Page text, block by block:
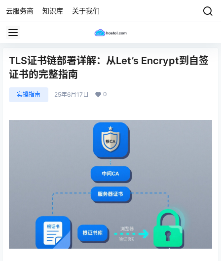
云服务商 知识库 关于我们
TLS证书链部署详解：从Let’s Encrypt到自签
证书的完整指南
实操指南 25年6月17日 0